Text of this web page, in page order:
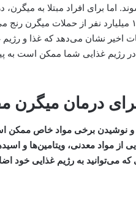
اما برای افراد مبتلا به میگرن،
همراه با علائم دیگری رخ دهد. طبق برآوردها،۱/۱
اخیر نشان می‌دهد که غذا و
در رژیم غذایی شما ممکن است به
درمان میگرن
نوشیدن برخی مواد خاص ممکن
از مواد معدنی، ویتامین‌ها و
می‌توانید به رژیم غذایی خود